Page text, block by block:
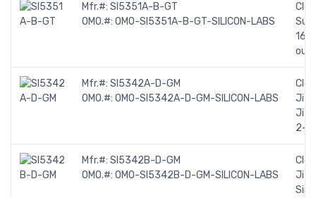
Mfr.#: SI5351A-B-GT
OMO.#: OMO-SI5351A-B-GT-SILICON-LABS
Mfr.#: SI5342A-D-GM
OMO.#: OMO-SI5342A-D-GM-SILICON-LABS
2-
Mfr.#: SI5342B-D-GM
OMO.#: OMO-SI5342B-D-GM-SILICON-LABS